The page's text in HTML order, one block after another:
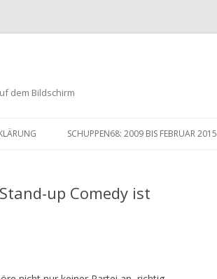
dem Bildschirm
Inhalt
SCHUPPEN68: 2009 BIS FEBRUAR 2015
up Comedy ist